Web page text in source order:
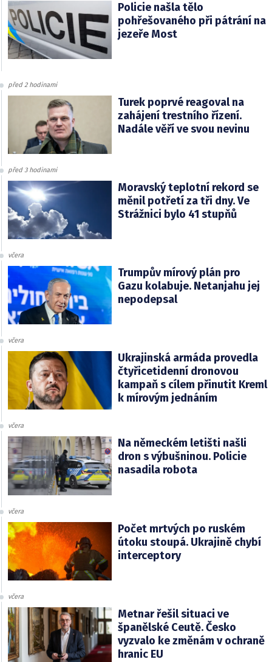
Policie našla tělo
pohřešovaného při pátrání na
jezeře Most
před 2 hodinami
Turek poprvé reagoval na
zahájení trestního řízení.
Nadále věří ve svou nevinu
před 3 hodinami
Moravský teplotní rekord se
měnil potřetí za tři dny. Ve
Strážnici bylo 41 stupňů
včera
Trumpův mírový plán pro
Gazu kolabuje. Netanjahu jej
nepodepsal
včera
Ukrajinská armáda provedla
čtyřicetidenní dronovou
kampaň s cílem přinutit Kreml
k mírovým jednáním
včera
Na německém letišti našli
dron s výbušninou. Policie
nasadila robota
včera
Počet mrtvých po ruském
útoku stoupá. Ukrajině chybí
interceptory
včera
Metnar řešil situaci ve
španělské Ceutě. Česko
vyzvalo ke změnám v ochraně
hranic EU